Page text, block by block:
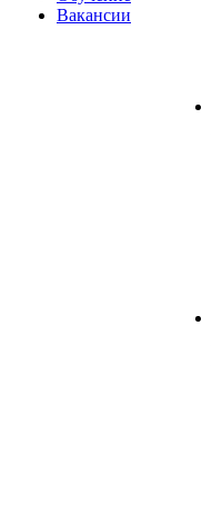
Вакансии